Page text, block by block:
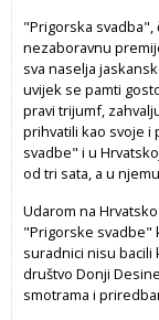
"Prigorska svadba",
nezaboravnu
sva naselja
uvijek se pamti
pravi trijumf,
prihvatili kao svoje i
svadbe" i u
od tri sata, a u
Udarom na
"Prigorske svadbe"
suradnici nisu bacili
društvo Donji
smotrama i